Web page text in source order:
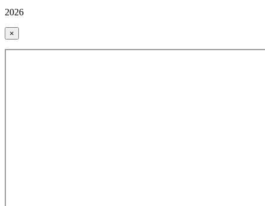
2026
×